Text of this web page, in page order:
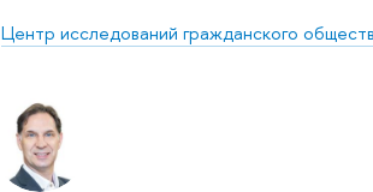
Центр исследований гражданского